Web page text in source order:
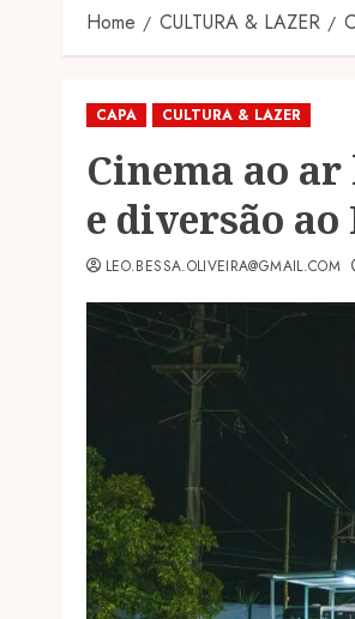
Home CULTURA & LAZER
CAPA CULTURA & LAZER
Cinema ao
e diversão ao
LEO.BESSA.OLIVEIRA@GMAIL.COM